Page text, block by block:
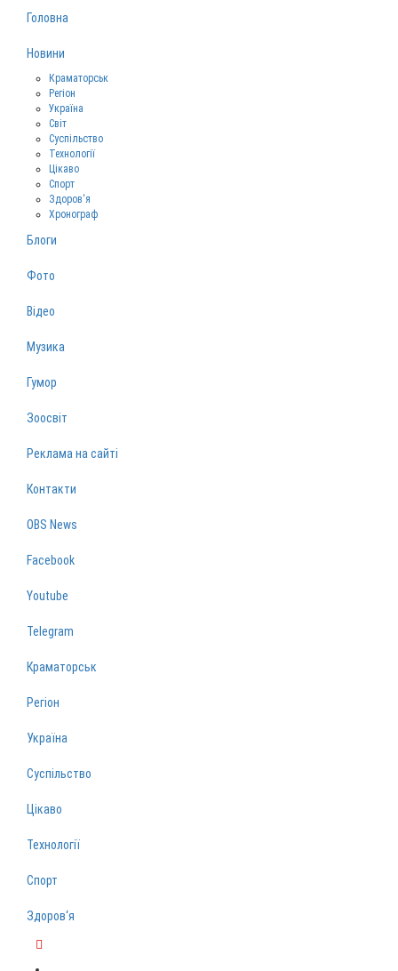
Головна
Новини
Краматорськ
Регіон
Україна
Світ
Суспільство
Технології
Цікаво
Спорт
Здоров‘я
Хронограф
Блоги
Фото
Відео
Музика
Гумор
Зоосвіт
Реклама на сайті
Контакти
OBS News
Facebook
Youtube
Telegram
Краматорськ
Регіон
Україна
Суспільство
Цікаво
Технології
Спорт
Здоров‘я